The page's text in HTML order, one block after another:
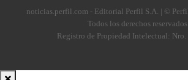
noticias.perfil.com - Editorial Perfil S.A. | ©
Todos los derechos reservados
Registro de Propiedad Intelectual: